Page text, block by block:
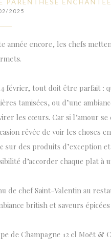
PARENTHÈSE
2025
année encore, les chefs
février, tout doit être parfait :
tamisées, ou d’une
les cœurs. Car si l’amour
rêvée de voir les choses
sur des produits d’exception
d’accorder chaque plat à
de chef Saint-Valentin au
british et saveurs
de Champagne 12 cl Moët &